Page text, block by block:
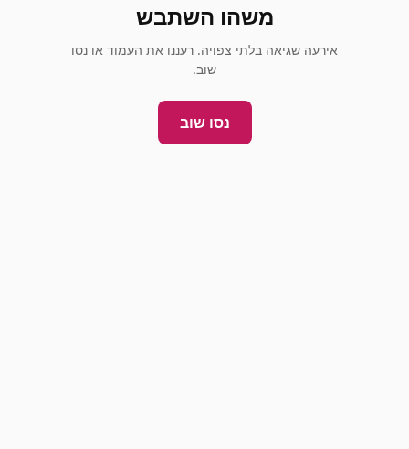
משהו השתבש
אירעה שגיאה בלתי צפויה. רעננו את העמוד או נסו
שוב.
נסו שוב